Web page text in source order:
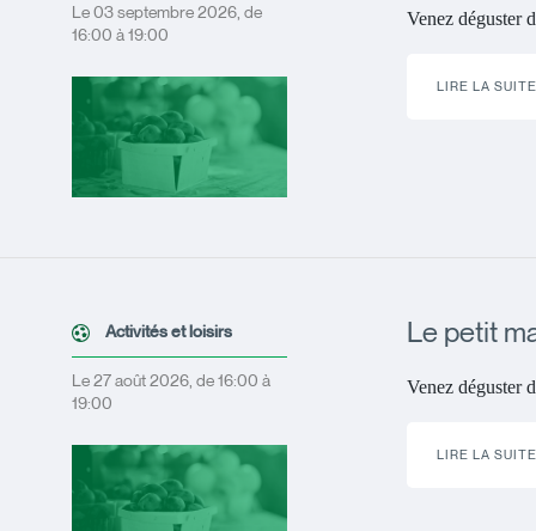
Le 03 septembre 2026, de
16:00 à 19:00
Venez déguster
LIRE LA SUITE
Activités et loisirs
Le 27 août 2026, de 16:00 à
19:00
Le petit
Venez déguster
LIRE LA SUITE